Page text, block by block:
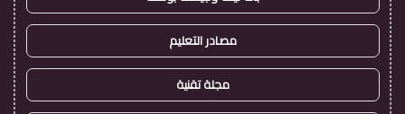
مصادر التعليم
مجلة تقنية